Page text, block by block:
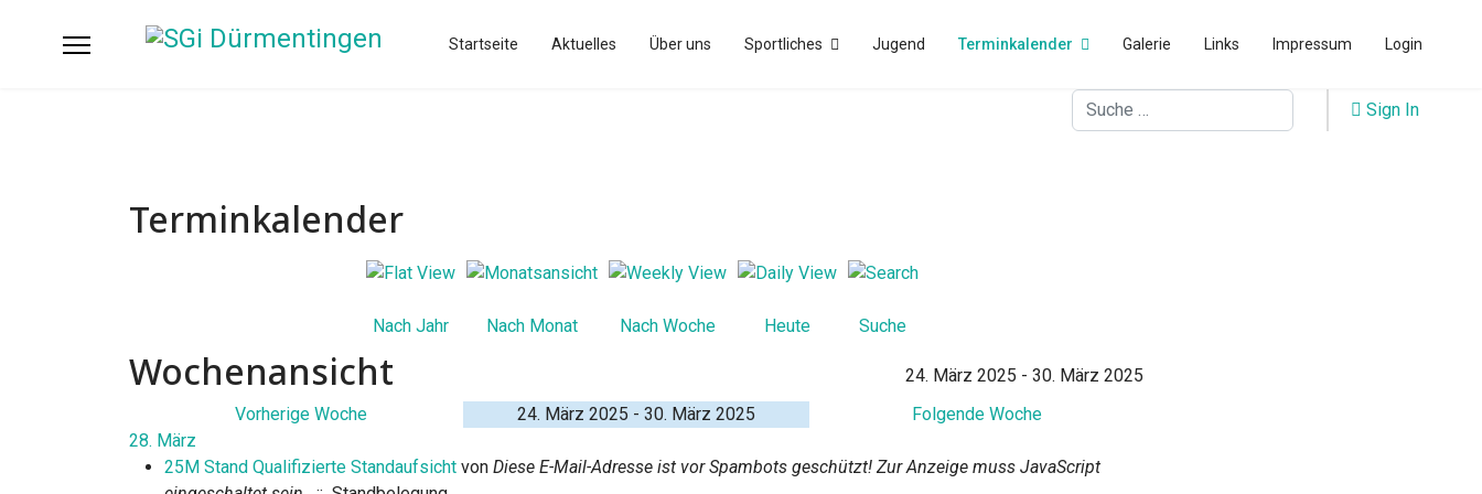
Startseite Aktuelles Über uns Sportliches Jugend Terminkalender Galerie Links Impressum Login
Suchen Sign In
Terminkalender
Nach Jahr Nach Monat Nach Woche Heute Suche
Wochenansicht
24. März 2025 - 30. März 2025
Vorherige Woche
24. März 2025 - 30. März 2025
Folgende Woche
28. März
25M Stand Qualifizierte Standaufsicht von Diese E-Mail-Adresse ist vor Spambots geschützt! Zur Anzeige muss JavaScript